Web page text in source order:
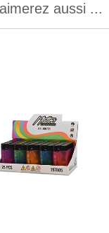
aussi ...